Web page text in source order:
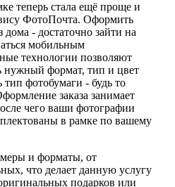
теперь стала ещё проще и
ФотоПочта. Оформить
- достаточно зайти на
мобильным
технологии позволяют
нужный формат, тип и цвет
фотобумаги - будь то
заказа занимает
чего ваши фотографии
в рамке по вашему
и форматы, от
что делает данную услугу
подарков или